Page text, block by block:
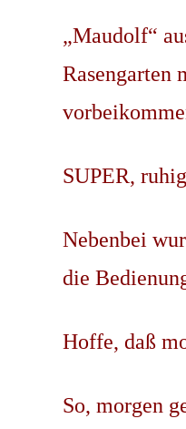
„Maudolf“
Rasengarten
SUPER,
Nebenbei
die
Hoffe, daß
So, morgen